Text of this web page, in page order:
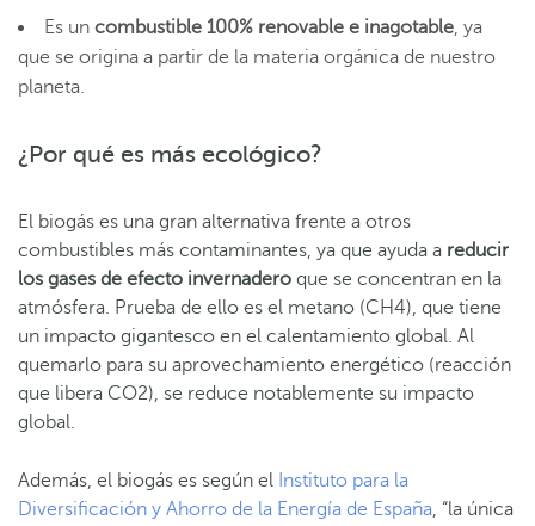
Es un combustible 100% renovable e inagotable, ya
que se origina a partir de la materia orgánica de nuestro
planeta.
¿Por qué es más ecológico?
El biogás es una gran alternativa frente a otros
combustibles más contaminantes, ya que ayuda a reducir
los gases de efecto invernadero que se concentran en la
atmósfera. Prueba de ello es el metano (CH4), que tiene
un impacto gigantesco en el calentamiento global. Al
quemarlo para su aprovechamiento energético (reacción
que libera CO2), se reduce notablemente su impacto
global.
Además, el biogás es según el Instituto para la
Diversificación y Ahorro de la Energía de España, “la única